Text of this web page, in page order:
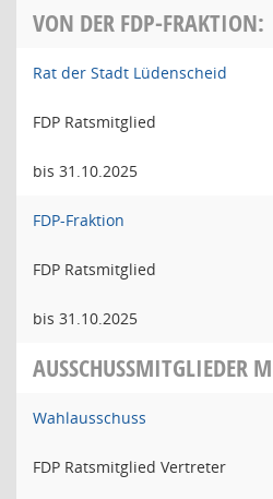
VON DER FDP-FRAKTION:
Rat der Stadt Lüdenscheid
FDP Ratsmitglied
bis 31.10.2025
FDP-Fraktion
FDP Ratsmitglied
bis 31.10.2025
AUSSCHUSSMITGLIEDER
Wahlausschuss
FDP Ratsmitglied Vertreter